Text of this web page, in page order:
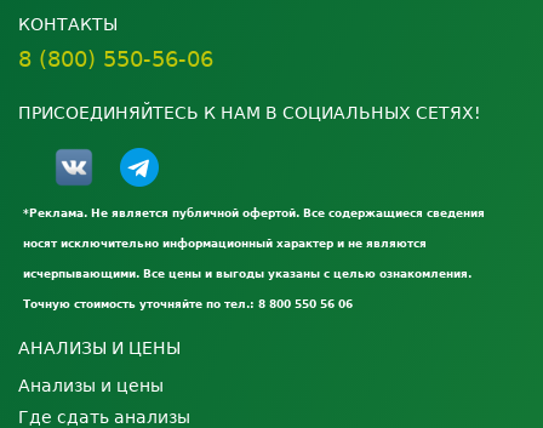
КОНТАКТЫ
8 (800) 550-56-06
ПРИСОЕДИНЯЙТЕСЬ К НАМ В СОЦИАЛЬНЫХ СЕТЯХ!
*Реклама. Не является публичной офертой. Все содержащиеся сведения
носят исключительно информационный характер и не являются
исчерпывающими. Все цены и выгоды указаны с целью ознакомления.
Точную стоимость уточняйте по тел.: 8 800 550 56 06
АНАЛИЗЫ И ЦЕНЫ
Анализы и цены
Где сдать анализы